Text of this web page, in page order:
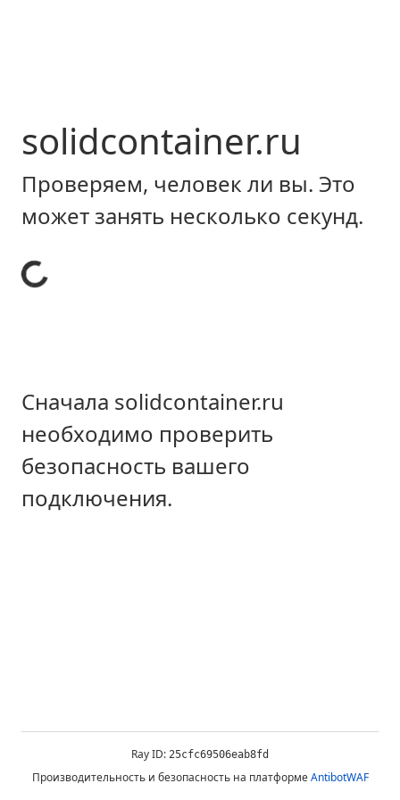
solidcontainer.ru
Проверяем, человек ли вы. Это
может занять несколько секунд.
Сначала solidcontainer.ru
необходимо проверить
безопасность вашего
подключения.
Ray ID: 25cfc69506eab8fd
Производительность и безопасность на платформе AntibotWAF